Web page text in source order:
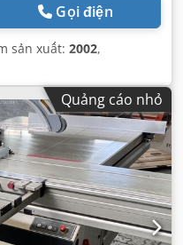
Gọi điện
sản xuất: 2002,
Quảng cáo nhỏ